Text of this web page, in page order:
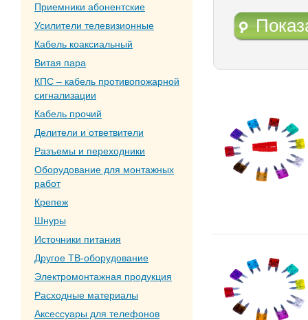
Приемники абонентские
Усилители телевизионные
Кабель коаксиальный
Витая пара
КПС – кабель противопожарной
сигнализации
Кабель прочий
Делители и ответвители
Разъемы и переходники
Оборудование для монтажных
работ
Крепеж
Шнуры
Источники питания
Другое ТВ-оборудование
Электромонтажная продукция
Расходные материалы
Аксессуары для телефонов